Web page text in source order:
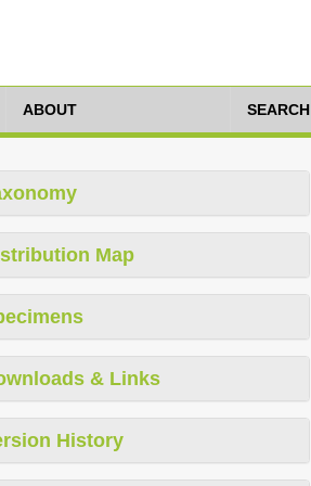
ABOUT SEARCH
Map
& Links
History